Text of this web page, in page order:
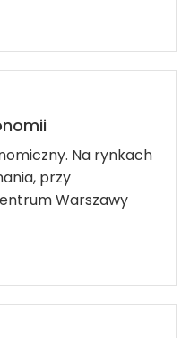
Na rynkach
przy
Warszawy